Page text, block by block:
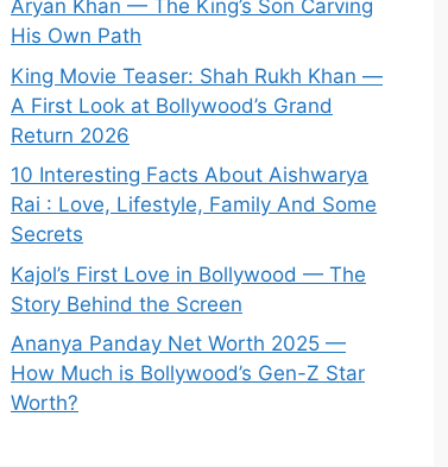
Aryan Khan — The King’s Son Carving
His Own Path
King Movie Teaser: Shah Rukh Khan —
A First Look at Bollywood’s Grand
Return 2026
10 Interesting Facts About Aishwarya
Rai : Love, Lifestyle, Family And Some
Secrets
Kajol’s First Love in Bollywood — The
Story Behind the Screen
Ananya Panday Net Worth 2025 —
How Much is Bollywood’s Gen-Z Star
Worth?